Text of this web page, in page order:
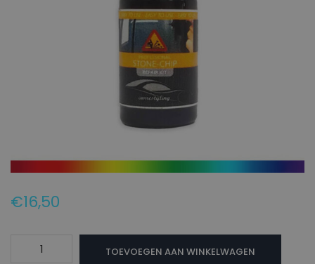
€16,50
VOLKSWAGEN
TOEVOEGEN AAN WINKELWAGEN